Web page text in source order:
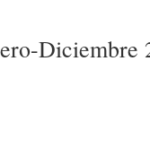
Diciembre